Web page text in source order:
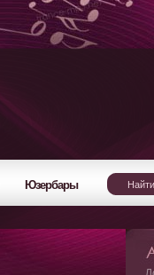
Юзербары